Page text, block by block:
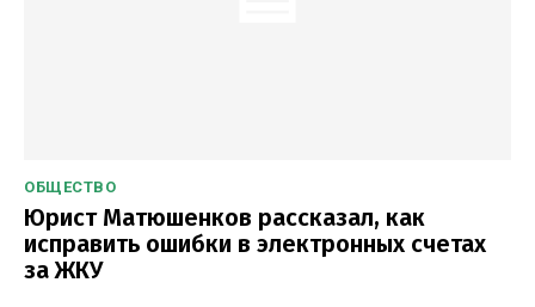
ОБЩЕСТВО
Юрист Матюшенков рассказал, как
исправить ошибки в электронных счетах
за ЖКУ